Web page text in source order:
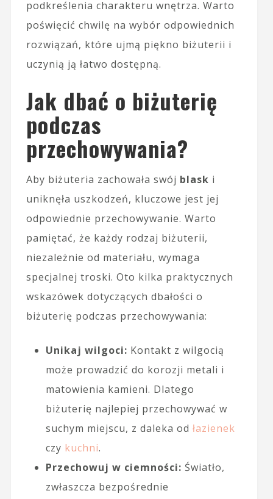
podkreślenia charakteru wnętrza. Warto
poświęcić chwilę na wybór odpowiednich
rozwiązań, które ujmą piękno biżuterii i
uczynią ją łatwo dostępną.
Jak dbać o biżuterię
podczas
przechowywania?
Aby biżuteria zachowała swój blask i
uniknęła uszkodzeń, kluczowe jest jej
odpowiednie przechowywanie. Warto
pamiętać, że każdy rodzaj biżuterii,
niezależnie od materiału, wymaga
specjalnej troski. Oto kilka praktycznych
wskazówek dotyczących dbałości o
biżuterię podczas przechowywania:
Unikaj wilgoci: Kontakt z wilgocią
może prowadzić do korozji metali i
matowienia kamieni. Dlatego
biżuterię najlepiej przechowywać w
suchym miejscu, z daleka od łazienek
czy kuchni.
Przechowuj w ciemności: Światło,
zwłaszcza bezpośrednie